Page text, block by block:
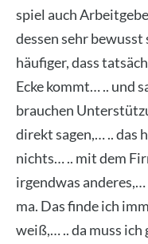
spiel auch
des­sen sehr bewusst
häu­fi­ger, dass
Ecke kommt… .. und
brau­chen
direkt sagen,… .. das
nichts… .. mit dem
irgend­was
ma. Das fin­de ich
weiß,… .. da muss